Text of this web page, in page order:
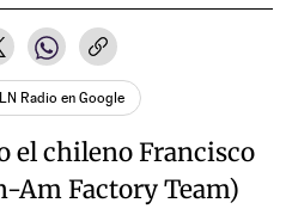
Radio en Google
el chileno Francisco
Am Factory Team)